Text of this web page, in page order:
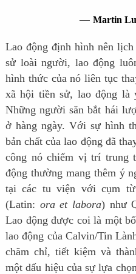
—Martin
Lao động định hình nên
sử loài người, lao động
hình thức của nó liên tục
xã hội tiền sử, lao động là
Những người săn bắt hái
ở hàng ngày. Với sự hình
bản chất của lao động đã
công nó chiếm vị trí trung
động thường mang thêm ý
tại các tu viện với cụm từ
(Latin: ora et labora) như
Lao động được coi là một
lao động của Calvin/Tin
chăm chỉ, tiết kiệm và
một dấu hiệu của sự lựa